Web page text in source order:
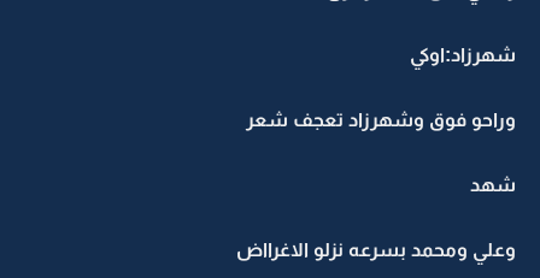
شهرزاد:اوكي
وراحو فوق وشهرزاد تعجف شعر
شهد
وعلي ومحمد بسرعه نزلو الاغرااض